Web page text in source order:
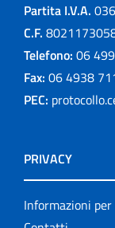
Partita I.V.A.
C.F.
Telefono: 06
Fax: 06 4938
PEC:
PRIVACY
Informazioni